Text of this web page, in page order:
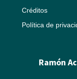
Créditos
Política de
Ramón